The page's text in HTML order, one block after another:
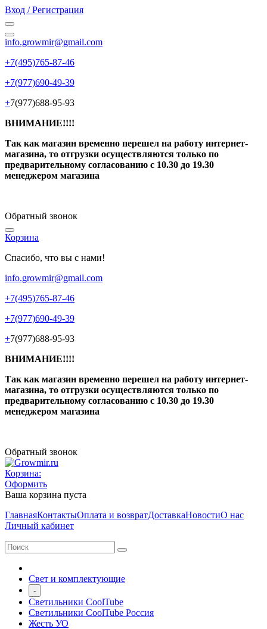
Вход / Регистрация
info.growmir@gmail.com
+7(495)765-87-46
+7(977)690-49-39
+7(977)688-95-93
ВНИМАНИЕ!!!!
Так как магазин временно перешел на работу интернет-
магазина, то отгрузки осуществляются только по
предварительному согласованию с 10.30 до 19.30
менеджером магазина
Обратный звонок
Корзина
Спасибо, что вы с нами!
info.growmir@gmail.com
+7(495)765-87-46
+7(977)690-49-39
+7(977)688-95-93
ВНИМАНИЕ!!!!
Так как магазин временно перешел на работу интернет-
магазина, то отгрузки осуществляются только по
предварительному согласованию с 10.30 до 19.30
менеджером магазина
Обратный звонок
Корзина:
Оформить
Ваша корзина пуста
ГлавнаяКонтактыОплата и возвратДоставкаНовостиО нас
Личный кабинет
Свет и комплектующие
-
Светильники СoolTube
Светильники СoolTube Россия
Жесть УО